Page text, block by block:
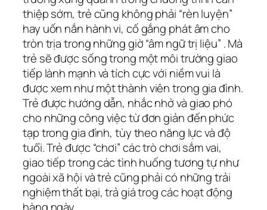
thiệp sớm, trẻ cũng không phải “rèn luyện”
hay uốn nắn hành vi, cố gắng phát âm cho
tròn trịa trong những giờ “âm ngữ trị liệu” . Mà
trẻ sẽ được sống trong một môi trường giao
tiếp lành mạnh và tích cực với niềm vui là
được xem như một thành viên trong gia đình.
Trẻ được hướng dẫn, nhắc nhở và giao phó
cho những công việc từ đơn giản đến phức
tạp trong gia đình, tùy theo năng lực và độ
tuổi. Trẻ được “chơi” các trò chơi sắm vai,
giao tiếp trong các tình huống tương tự như
ngoài xã hội và trẻ cũng phải có những trải
nghiệm thất bại, trả giá trog các hoạt động